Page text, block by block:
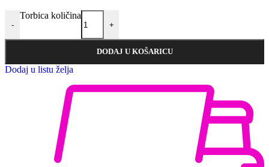
-
Torbica količina
+
DODAJ U KOŠARICU
Dodaj u listu želja